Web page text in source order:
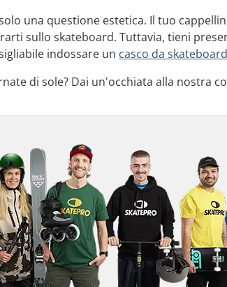
una questione estetica. Il tuo
sullo skateboard. Tuttavia, tieni
indossare un casco da skateboard
di sole? Dai un'occhiata alla nostra